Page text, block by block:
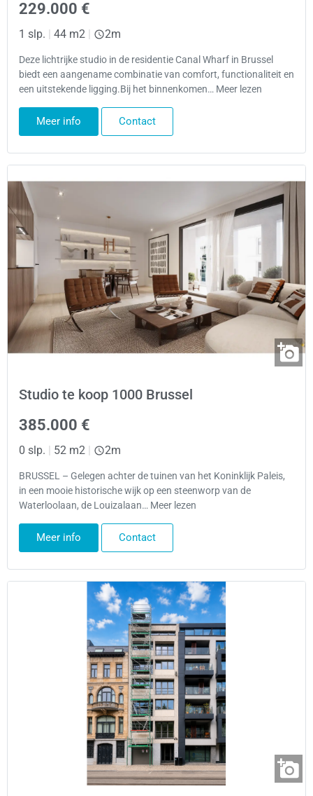
229.000 €
1 slp. | 44 m2 | 2m
Deze lichtrijke studio in de residentie Canal Wharf in Brussel
biedt een aangename combinatie van comfort, functionaliteit en
een uitstekende ligging.Bij het binnenkomen… Meer lezen
Meer info Contact
Studio te koop 1000 Brussel
385.000 €
0 slp. | 52 m2 | 2m
BRUSSEL – Gelegen achter de tuinen van het Koninklijk Paleis,
in een mooie historische wijk op een steenworp van de
Waterloolaan, de Louizalaan… Meer lezen
Meer info Contact